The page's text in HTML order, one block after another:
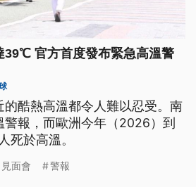
39℃ 官方首度發布緊急高溫警
酷熱高溫都令人難以忍受。南
警報，而歐洲今年（2026）到
死於高溫。
見面會 警報